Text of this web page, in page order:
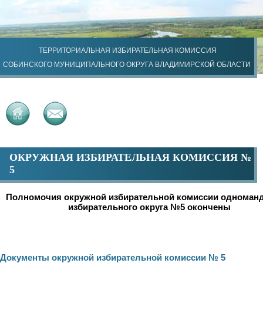
ТЕРРИТОРИАЛЬНАЯ ИЗБИРАТЕЛЬНАЯ КОМИССИЯ
СОБИНСКОГО МУНИЦИПАЛЬНОГО ОКРУГА ВЛАДИМИРСКОЙ ОБЛАСТИ
ОКРУЖНАЯ ИЗБИРАТЕЛЬНАЯ КОМИССИЯ №
5
Полномочия окружной избирательной комиссии
избирательного округа №5 окончены
Документы окружной избирательной комиссии № 5